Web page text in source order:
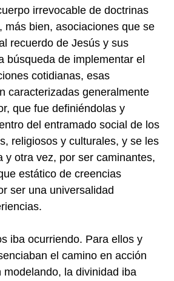
irrevocable de doctrinas
más bien, asociaciones que se
recuerdo de Jesús y sus
búsqueda de implementar el
cotidianas, esas
caracterizadas generalmente
que fue definiéndolas y
del entramado social de los
religiosos y culturales, y se les
y otra vez, por ser caminantes,
estático de creencias
ser una universalidad
iba ocurriendo. Para ellos y
el camino en acción
modelando, la divinidad iba